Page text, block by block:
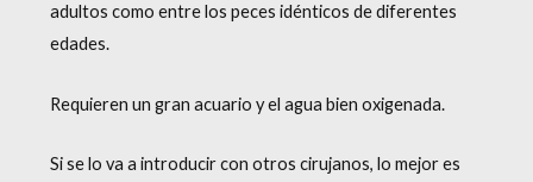
adultos como entre los peces idénticos de diferentes
edades.
Requieren un gran acuario y el agua bien oxigenada.
Si se lo va a introducir con otros cirujanos, lo mejor es